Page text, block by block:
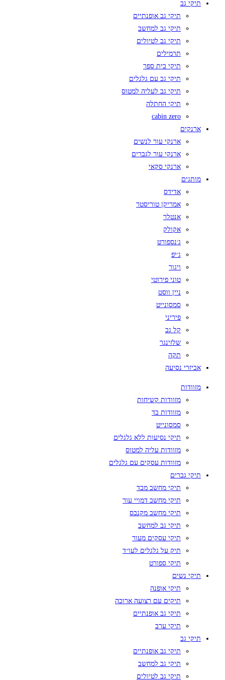
תיקי גב
תיקי גב אופנתיים
תיקי גב למחשב
תיקי גב לטיולים
תרמילים
תיקי בית ספר
תיקי גב עם גלגלים
תיקי גב לעליה למטוס
תיקי החתלה
cabin zero
ארנקים
ארנקי עור לנשים
ארנקי עור לגברים
ארנקי סקאי
מותגים
אדידס
אמריקן טוריסטר
אנטלר
אקולק
ג׳נספורט
ג׳יפ
ויגור
טוני פירוטי
ניין ווסט
סמסונייט
פיריני
קל גב
שלזינגר
תקה
אביזרי נסיעה
מזוודות
מזוודות קשיחות
מזוודות בד
סמסונייט
תיקי נסיעות ללא גלגלים
מזוודות עליה למטוס
מזוודות עסקים עם גלגלים
תיקי גברים
תיקי מחשב מבד
תיקי מחשב דמויי עור
תיקי מחשב מקנבס
תיקי גב למחשב
תיקי עסקים מעור
תיק על גלגלים לעו״ד
תיקי ספורט
תיקי נשים
תיקי אופנה
תיקים עם רצועה ארוכה
תיקי גב אופנתיים
תיקי ערב
תיקי גב
תיקי גב אופנתיים
תיקי גב למחשב
תיקי גב לטיולים